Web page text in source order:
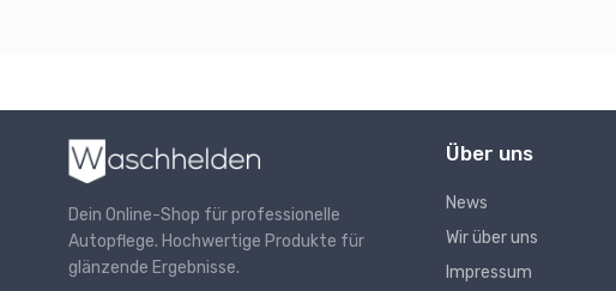
Dein Online-Shop für professionelle
Autopflege. Hochwertige Produkte für
glänzende Ergebnisse.
Über uns
News
Wir über uns
Impressum